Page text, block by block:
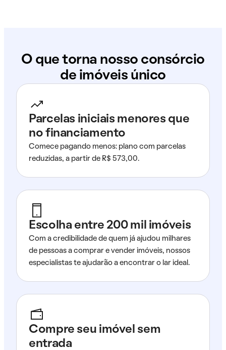
O que torna nosso consórcio
de imóveis único
Parcelas iniciais menores que
no financiamento
Comece pagando menos: plano com parcelas
reduzidas, a partir de R$ 573,00.
Escolha entre 200 mil imóveis
Com a credibilidade de quem já ajudou milhares
de pessoas a comprar e vender imóveis, nossos
especialistas te ajudarão a encontrar o lar ideal.
Compre seu imóvel sem
entrada